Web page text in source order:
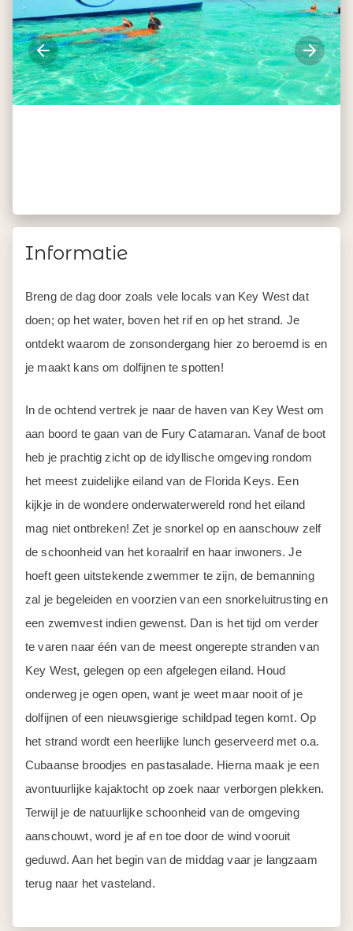
Informatie
Breng de dag door zoals vele locals van Key West dat
doen; op het water, boven het rif en op het strand. Je
ontdekt waarom de zonsondergang hier zo beroemd is en
je maakt kans om dolfijnen te spotten!
In de ochtend vertrek je naar de haven van Key West om
aan boord te gaan van de Fury Catamaran. Vanaf de boot
heb je prachtig zicht op de idyllische omgeving rondom
het meest zuidelijke eiland van de Florida Keys. Een
kijkje in de wondere onderwaterwereld rond het eiland
mag niet ontbreken! Zet je snorkel op en aanschouw zelf
de schoonheid van het koraalrif en haar inwoners. Je
hoeft geen uitstekende zwemmer te zijn, de bemanning
zal je begeleiden en voorzien van een snorkeluitrusting en
een zwemvest indien gewenst. Dan is het tijd om verder
te varen naar één van de meest ongerepte stranden van
Key West, gelegen op een afgelegen eiland. Houd
onderweg je ogen open, want je weet maar nooit of je
dolfijnen of een nieuwsgierige schildpad tegen komt. Op
het strand wordt een heerlijke lunch geserveerd met o.a.
Cubaanse broodjes en pastasalade. Hierna maak je een
avontuurlijke kajaktocht op zoek naar verborgen plekken.
Terwijl je de natuurlijke schoonheid van de omgeving
aanschouwt, word je af en toe door de wind vooruit
geduwd. Aan het begin van de middag vaar je langzaam
terug naar het vasteland.